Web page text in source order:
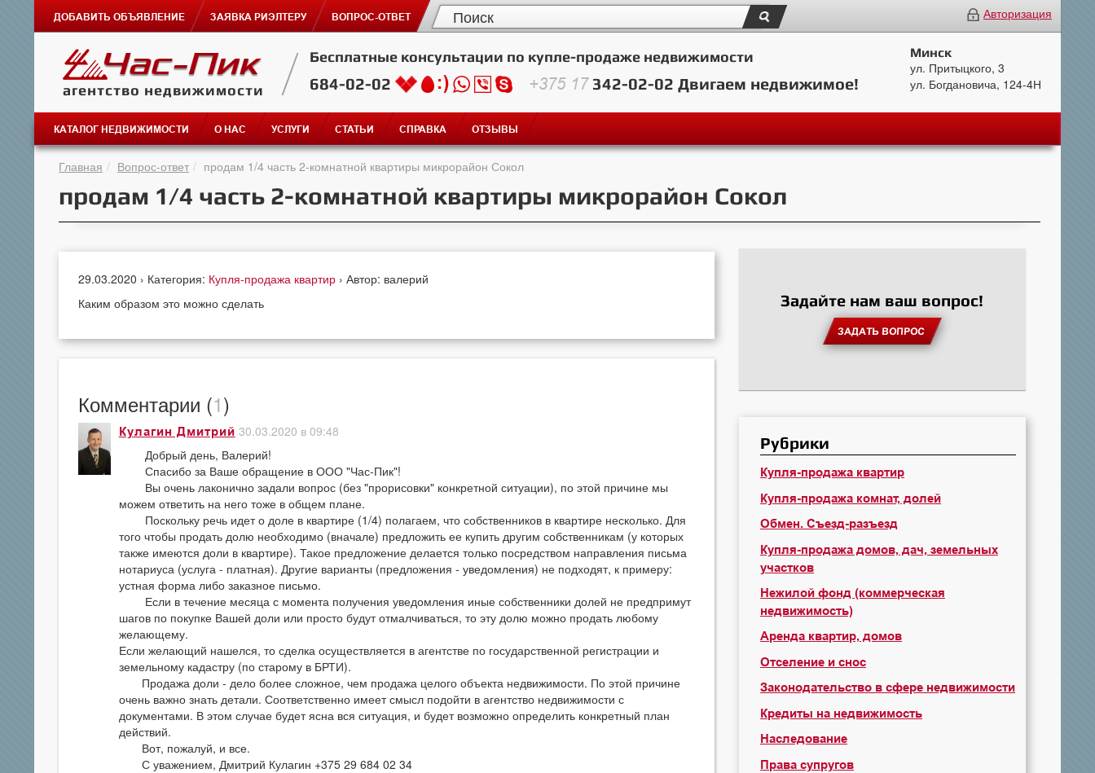
ДОБАВИТЬ ОБЪЯВЛЕНИЕ ЗАЯВКА РИЭЛТЕРУ ВОПРОС-ОТВЕТ Авторизация
агентство недвижимости
Бесплатные консультации по купле-продаже недвижимости
684-02-02 +375 17342-02-02 Двигаем недвижимое!
Минск
ул. Притыцкого, 3
ул. Богдановича, 124-4Н
КАТАЛОГ НЕДВИЖИМОСТИ О НАС УСЛУГИ СТАТЬИ СПРАВКА ОТЗЫВЫ
Главная Вопрос-ответ продам 1/4 часть 2-комнатной квартиры микрорайон Сокол
продам 1/4 часть 2-комнатной квартиры микрорайон Сокол
29.03.2020 › Категория: Купля-продажа квартир › Автор: валерий
Каким образом это можно сделать
Комментарии (1)
Кулагин Дмитрий 30.03.2020 в 09:48
Добрый день, Валерий!
Спасибо за Ваше обращение в ООО "Час-Пик"!
Вы очень лаконично задали вопрос (без "прорисовки" конкретной ситуации), по этой причине мы
можем ответить на него тоже в общем плане.
Поскольку речь идет о доле в квартире (1/4) полагаем, что собственников в квартире несколько. Для
того чтобы продать долю необходимо (вначале) предложить ее купить другим собственникам (у которых
также имеются доли в квартире). Такое предложение делается только посредством направления письма
нотариуса (услуга - платная). Другие варианты (предложения - уведомления) не подходят, к примеру:
устная форма либо заказное письмо.
Если в течение месяца с момента получения уведомления иные собственники долей не предпримут
шагов по покупке Вашей доли или просто будут отмалчиваться, то эту долю можно продать любому
желающему.
Если желающий нашелся, то сделка осуществляется в агентстве по государственной регистрации и
земельному кадастру (по старому в БРТИ).
Продажа доли - дело более сложное, чем продажа целого объекта недвижимости. По этой причине
очень важно знать детали. Соответственно имеет смысл подойти в агентство недвижимости с
документами. В этом случае будет ясна вся ситуация, и будет возможно определить конкретный план
действий.
Вот, пожалуй, и все.
С уважением, Дмитрий Кулагин +375 29 684 02 34
Задайте нам ваш вопрос!
ЗАДАТЬ ВОПРОС
Рубрики
Купля-продажа квартир
Купля-продажа комнат, долей
Обмен. Съезд-разъезд
Купля-продажа домов, дач, земельных
участков
Нежилой фонд (коммерческая
недвижимость)
Аренда квартир, домов
Отселение и снос
Законодательство в сфере недвижимости
Кредиты на недвижимость
Наследование
Права супругов